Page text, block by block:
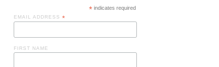
*indicates required
EMAIL ADDRESS *
FIRST NAME